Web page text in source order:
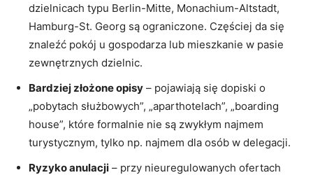
dzielnicach typu Berlin-Mitte, Monachium-Altstadt,
Hamburg-St. Georg są ograniczone. Częściej da się
znaleźć pokój u gospodarza lub mieszkanie w pasie
zewnętrznych dzielnic.
Bardziej złożone opisy – pojawiają się dopiski o
„pobytach służbowych”, „aparthotelach”, „boarding
house”, które formalnie nie są zwykłym najmem
turystycznym, tylko np. najmem dla osób w delegacji.
Ryzyko anulacji – przy nieuregulowanych ofertach